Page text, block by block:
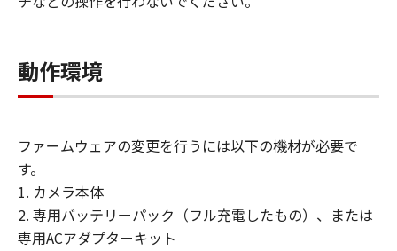
修正またはサポートの提供ついて、いかな
る責任も負うものではありません。
お客様は、日本国政府または該当国の政府
諾ソフトウェア」の全部または一部を、直
接または間接に輸出してはなりません。
動作環境
ファームウェアの変更を行うには以下の機材が必要で
す。
1. カメラ本体
2. 専用バッテリーパック（フル充電したもの）、または
専用ACアダプターキット